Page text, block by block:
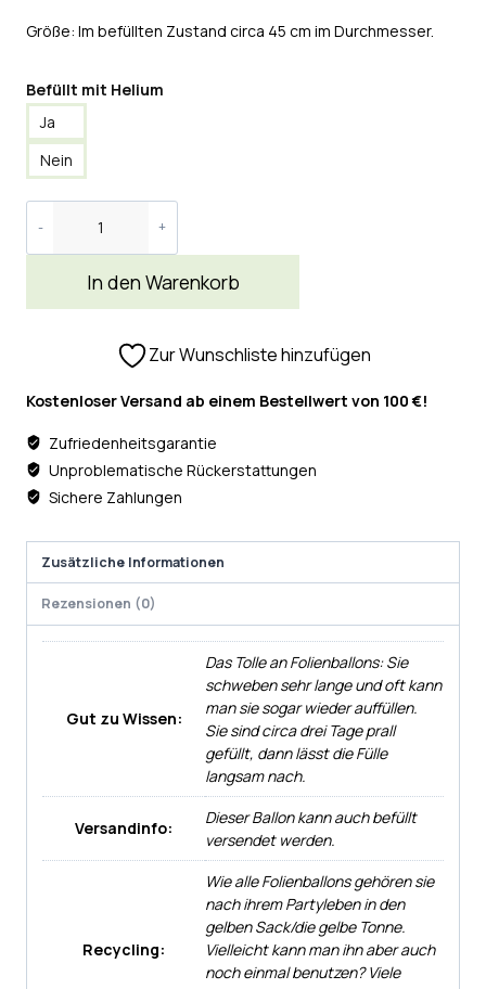
Größe: Im befüllten Zustand circa 45 cm im Durchmesser.
Befüllt mit Helium
Ja
Nein
In den Warenkorb
Zur Wunschliste hinzufügen
Kostenloser Versand ab einem Bestellwert von 100 €!
Zufriedenheitsgarantie
Unproblematische Rückerstattungen
Sichere Zahlungen
Zusätzliche Informationen
Rezensionen (0)
Gut zu Wissen:
Das Tolle an Folienballons: Sie
schweben sehr lange und oft kann
man sie sogar wieder auffüllen.
Sie sind circa drei Tage prall
gefüllt, dann lässt die Fülle
langsam nach.
Versandinfo:
Dieser Ballon kann auch befüllt
versendet werden.
Recycling:
Wie alle Folienballons gehören sie
nach ihrem Partyleben in den
gelben Sack/die gelbe Tonne.
Vielleicht kann man ihn aber auch
noch einmal benutzen? Viele